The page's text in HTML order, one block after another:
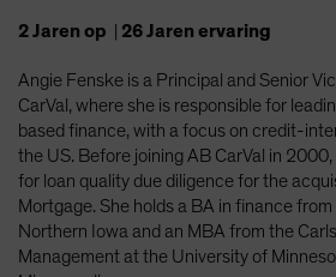
Japan - 日本
Latin America
Luxembourg and Other EMEA
Netherlands
New Zealand
2Jaren op 26Jaren ervaring
Angie Fenske is a Principal and Senior
CarVal, where she is responsible for
based finance, with a focus on credit-
the US. Before joining AB CarVal in
for loan quality due diligence for the
Mortgage. She holds a BA in finance
Northern Iowa and an MBA from the
Management at the University of